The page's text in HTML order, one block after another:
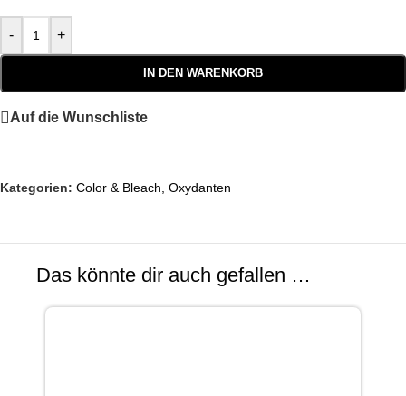
- +
IN DEN WARENKORB
Auf die Wunschliste
Kategorien: Color & Bleach Oxydanten
Das könnte dir auch gefallen …